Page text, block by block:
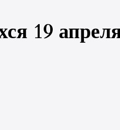
19